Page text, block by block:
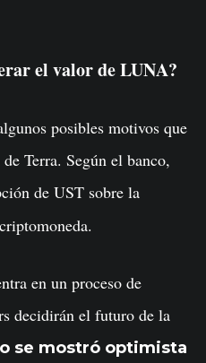
el valor de LUNA?
posibles motivos que
Terra. Según el banco,
de UST sobre la
en un proceso de
decidirán el futuro de la
se mostró optimista